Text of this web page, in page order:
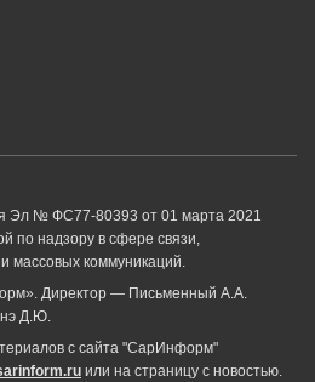
Эл № ФС77-80393 от 01 марта 2021
по надзору в сфере связи,
массовых коммуникаций.
Директор — Письменный А.А.
Д.Ю.
с сайта "СарИнформ"
или на страницу с новостью.